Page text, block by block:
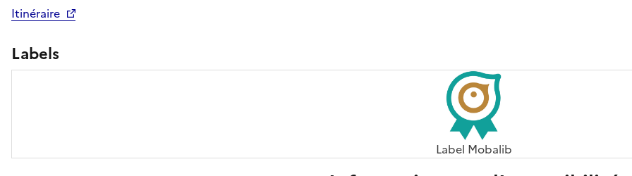
Itinéraire
Labels
Label Mobalib